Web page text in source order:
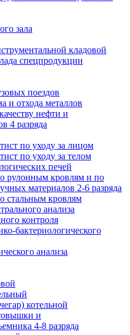
зала
кладовой
спецпродукции
поездов
и отхода металлов
нефти и
4 разряда
по уходу за лицом
по уходу за телом
печей
рулонным кровлям и по
материалов 2-6 разряда
стальным кровлям
анализа
контроля
бактериологического
анализа
котельной
и
4-8 разряда